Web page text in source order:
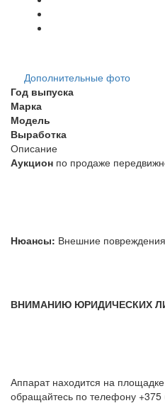
Дополнительные фото
Год выпуска
Марка
Модель
Выработка
Описание
Аукцион по продаже
Нюансы: Внешние
ВНИМАНИЮ ЮРИДИЧЕСКИХ ЛИЦ:
Аппарат находится на
обращайтесь по телефону +375